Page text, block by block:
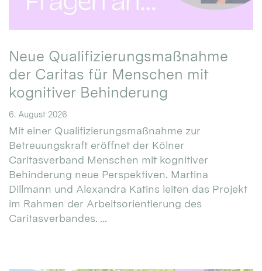
Neue Qualifizierungsmaßnahme
der Caritas für Menschen mit
kognitiver Behinderung
6. August 2026
Mit einer Qualifizierungsmaßnahme zur
Betreuungskraft eröffnet der Kölner
Caritasverband Menschen mit kognitiver
Behinderung neue Perspektiven. Martina
Dillmann und Alexandra Katins leiten das Projekt
im Rahmen der Arbeitsorientierung des
Caritasverbandes. ...